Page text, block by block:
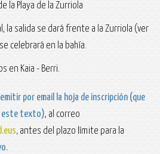
la Playa de la Zurriola
la salida se dará frente a la Zurriola (ver
celebrará en la bahía.
en Kaia - Berri.
por email la hoja de inscripción (que
este texto), al correo
, antes del plazo límite para la